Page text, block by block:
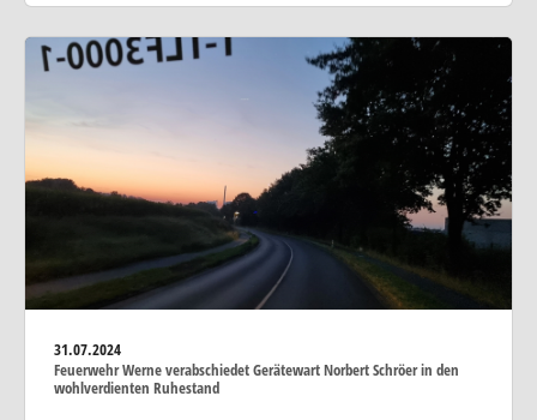
31.07.2024
Feuerwehr Werne verabschiedet Gerätewart Norbert Schröer in den
wohlverdienten Ruhestand